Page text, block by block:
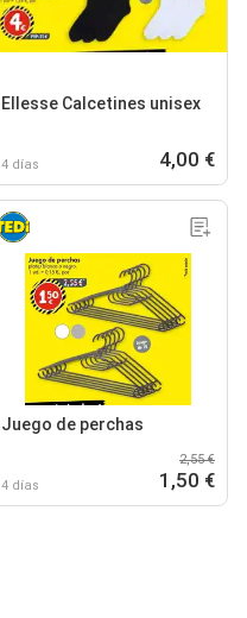
Ellesse Calcetines unisex
4 días 4,00 €
Juego de perchas
4 días
2,55 €
1,50 €